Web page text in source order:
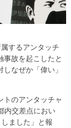
するアンタッチ
事故を起こしたと
なぜか「偉い」
のアンタッチャ
内交差点におい
ました」と報